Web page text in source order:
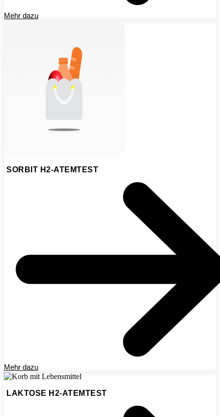
Mehr dazu
SORBIT H2-ATEMTEST
Mehr dazu
LAKTOSE H2-ATEMTEST